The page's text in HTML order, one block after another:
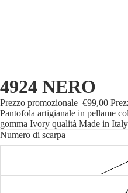
4924 NERO
Prezzo promozionale €99,00
Pantofola artigianale in pellame
gomma Ivory qualità Made in Italy
Numero di scarpa